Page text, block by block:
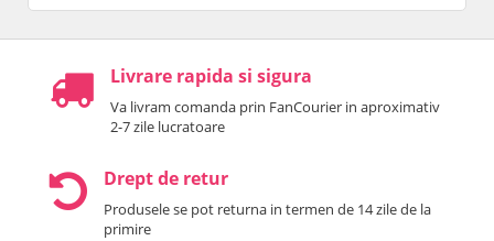
Livrare rapida si sigura
Va livram comanda prin FanCourier in aproximativ
2-7 zile lucratoare
Drept de retur
Produsele se pot returna in termen de 14 zile de la
primire